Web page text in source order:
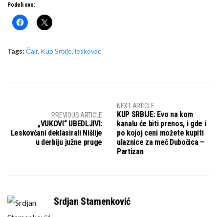
Podeli ovo:
Tags: Čair, Kup Srbije, leskovac
PREVIOUS ARTICLE
„VUKOVI“ UBEDLJIVI:
Leskovčani deklasirali Nišlije
u derbiju južne pruge
NEXT ARTICLE
KUP SRBIJE: Evo na kom
kanalu će biti prenos, i gde i
po kojoj ceni možete kupiti
ulaznice za meč Dubočica –
Partizan
Srdjan Stamenković